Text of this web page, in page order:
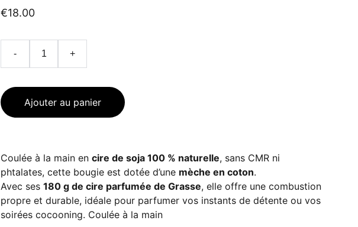
€18.00
- +
Ajouter au panier
Coulée à la main en cire de soja 100 % naturelle, sans CMR ni
phtalates, cette bougie est dotée d’une mèche en coton.
Avec ses 180 g de cire parfumée de Grasse, elle offre une combustion
propre et durable, idéale pour parfumer vos instants de détente ou vos
soirées cocooning. Coulée à la main